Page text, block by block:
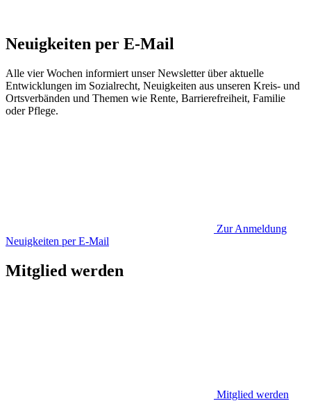
Neuigkeiten per E-Mail
Alle vier Wochen informiert unser Newsletter über aktuelle
Entwicklungen im Sozialrecht, Neuigkeiten aus unseren Kreis- und
Ortsverbänden und Themen wie Rente, Barrierefreiheit, Familie
oder Pflege.
Zur Anmeldung
Neuigkeiten per E-Mail
Mitglied werden
Mitglied werden